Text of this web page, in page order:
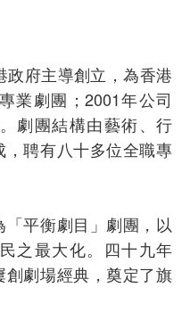
政府主導創立，為香港
業劇團；2001年公司
劇團結構由藝術、行
聘有八十多位全職專
平衡劇目」劇團，以
之最大化。四十九年
劇場經典，奠定了旗